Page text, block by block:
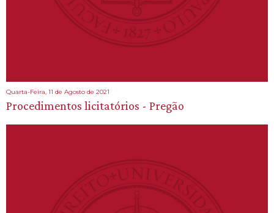
Quarta-Feira, 11 de Agosto de 2021
Procedimentos licitatórios - Pregão